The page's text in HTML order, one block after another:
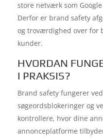
store netværk som
Derfor er brand safety
og troværdighed over for
kunder.
HVORDAN
I PRAKSIS?
Brand safety fungerer
søgeordsblokeringer og
kontrollere, hvor dine
annonceplatforme